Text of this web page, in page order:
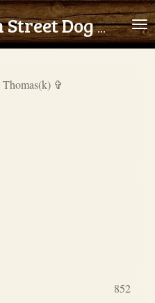
Rudozem Street Dog Rescue
Thomas(k) ✞
852